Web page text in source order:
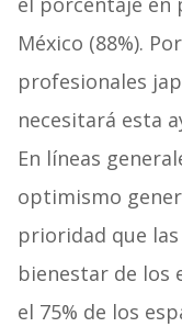
México (88%).
profesionales
necesitará esta
En líneas
optimismo
prioridad que
bienestar de los
el 75% de los